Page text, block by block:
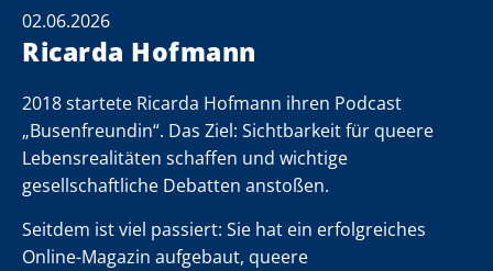
02.06.2026
Ricarda Hofmann
2018 startete Ricarda Hofmann ihren Podcast
„Busenfreundin“. Das Ziel: Sichtbarkeit für queere
Lebensrealitäten schaffen und wichtige
gesellschaftliche Debatten anstoßen.
Seitdem ist viel passiert: Sie hat ein erfolgreiches
Online-Magazin aufgebaut, queere